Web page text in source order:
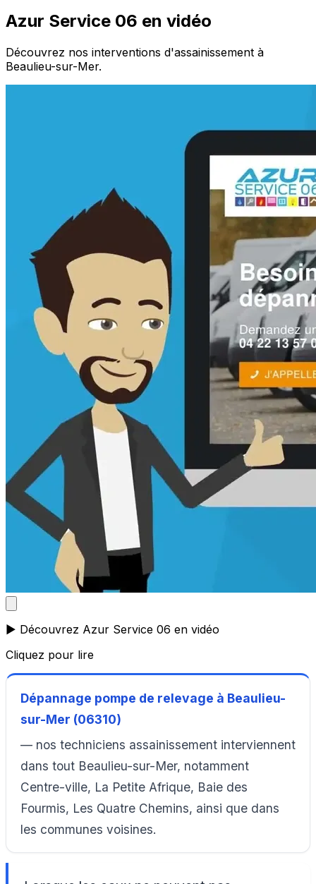
Azur Service 06 en vidéo
Découvrez nos interventions d'assainissement à
Beaulieu-sur-Mer.
▶️ Découvrez Azur Service 06 en vidéo
Cliquez pour lire
Dépannage pompe de relevage à Beaulieu-
sur-Mer (06310)
— nos techniciens assainissement interviennent
dans tout Beaulieu-sur-Mer, notamment
Centre-ville, La Petite Afrique, Baie des
Fourmis, Les Quatre Chemins, ainsi que dans
les communes voisines.